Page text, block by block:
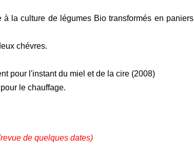
la culture de légumes Bio transformés en paniers
chévres.
pour l'instant du miel et de la cire (2008)
le chauffage.
de quelques dates)